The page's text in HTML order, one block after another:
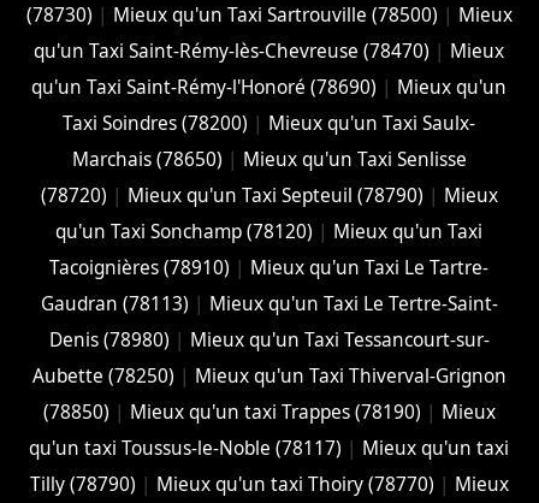
(78730) | Mieux qu'un Taxi Sartrouville (78500) | Mieux
qu'un Taxi Saint-Rémy-lès-Chevreuse (78470) | Mieux
qu'un Taxi Saint-Rémy-l'Honoré (78690) | Mieux qu'un
Taxi Soindres (78200) | Mieux qu'un Taxi Saulx-
Marchais (78650) | Mieux qu'un Taxi Senlisse
(78720) | Mieux qu'un Taxi Septeuil (78790) | Mieux
qu'un Taxi Sonchamp (78120) | Mieux qu'un Taxi
Tacoignières (78910) | Mieux qu'un Taxi Le Tartre-
Gaudran (78113) | Mieux qu'un Taxi Le Tertre-Saint-
Denis (78980) | Mieux qu'un Taxi Tessancourt-sur-
Aubette (78250) | Mieux qu'un Taxi Thiverval-Grignon
(78850) | Mieux qu'un taxi Trappes (78190) | Mieux
qu'un taxi Toussus-le-Noble (78117) | Mieux qu'un taxi
Tilly (78790) | Mieux qu'un taxi Thoiry (78770) | Mieux